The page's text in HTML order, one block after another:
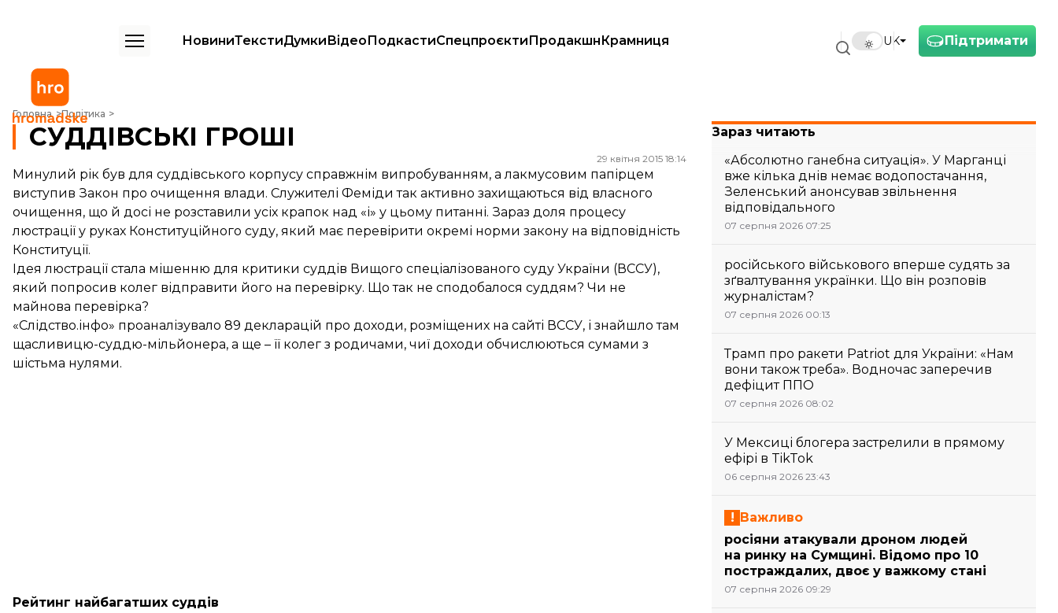
Підтримати
UK
НовиниТекстиДумкиВідеоПодкастиСпецпроєктиПродакшнКрамниця
Головна Політика
СУДДІВСЬКІ ГРОШІ
СУДДІВСЬКІ ГРОШІ
29 квітня 2015 18:14
Минулий рік був для суддівського корпусу справжнім випробуванням, а лакмусовим папірцем
виступив Закон про очищення влади. Служителі Феміди так активно захищаються від власного
очищення, що й досі не розставили усіх крапок над «і» у цьому питанні. Зараз доля процесу
люстрації у руках Конституційного суду, який має перевірити окремі норми закону на відповідність
Конституції.
Ідея люстрації стала мішенню для критики суддів Вищого спеціалізованого суду України (ВССУ),
який попросив колег відправити його на перевірку. Що так не сподобалося суддям? Чи не
майнова перевірка?
«Слідство.інфо» проаналізувало 89 декларацій про доходи, розміщених на сайті ВССУ, і знайшло там
щасливицю-суддю-мільйонера, а ще – її колег з родичами, чиї доходи обчислюються сумами з
шістьма нулями.
Рейтинг найбагатших суддів
Зараз читають
«Абсолютно ганебна ситуація». У Марганці
вже кілька днів немає водопостачання,
Зеленський анонсував звільнення
відповідального
07 серпня 2026 07:25
російського військового вперше судять за
зґвалтування українки. Що він розповів
журналістам?
07 серпня 2026 00:13
Трамп про ракети Patriot для України: «Нам
вони також треба». Водночас заперечив
дефіцит ППО
07 серпня 2026 08:02
У Мексиці блогера застрелили в прямому
ефірі в TikTok
06 серпня 2026 23:43
Важливо
росіяни атакували дроном людей
на ринку на Сумщині. Відомо про 10
постраждалих, двоє у важкому стані
07 серпня 2026 09:29